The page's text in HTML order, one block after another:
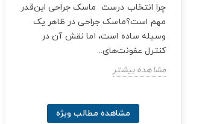
چرا انتخاب درست ماسک جراحی این‌قدر
مهم است؟ماسک جراحی در ظاهر یک
وسیله ساده است، اما نقش آن در
کنترل عفونت‌های...
مشاهده بیشتر
مشاهده مطالب ویژه